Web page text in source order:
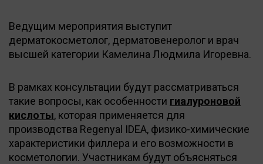
Ведущим мероприятия выступит
дерматокосметолог, дерматовенеролог и врач
высшей категории Камелина Людмила Игоревна.
В рамках консультации будут рассматриваться
такие вопросы, как особенности гиалуроновой
кислоты, которая применяется для
производства Regenyal IDEA, физико-химические
характеристики филлера и его возможности в
косметологии. Участникам будут объясняться